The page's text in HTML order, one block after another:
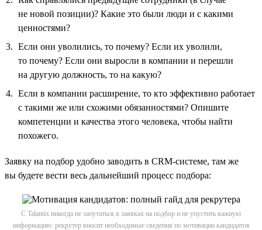
не новой позиции)? Какие это были люди и с какими
ценностями?
Если они уволились, то почему? Если их уволили,
то почему? Если они выросли в компании и перешли
на другую должность, то на какую?
Если в компании расширение, то кто эффективно работает
с такими же или схожими обязанностями? Опишите
компетенции и качества этого человека, чтобы найти
похожего.
Заявку на подбор удобно заводить в CRM-системе, там же
вы будете вести весь дальнейший процесс подбора:
С Talantix никогда не запутаться в заявках на подбор и не упустить важную
информацию: рекрутер вносит необходимые сведения по мотивации кандидатов